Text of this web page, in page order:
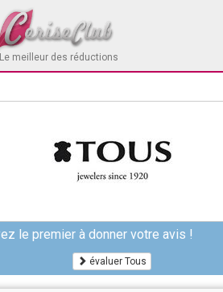
Le meilleur des réductions
le premier à donner votre avis !
évaluer Tous